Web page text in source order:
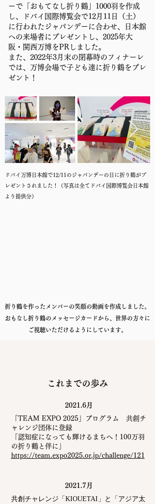
ーで「おもてなし折り鶴」1000羽を作成
し、ドバイ国際博覧会で12月11日（土）
に行われたジャパンデーに合わせ、日本館
への来場者にプレゼントし、2025年大
阪・関西万博をPRしました。
また、2022年3月末の閉幕時のフィナーレ
では、万博会場で子ども達に折り鶴をプレ
ゼント！
​ドバイ万博日本館で12/11のジャパンデーの日に折り鶴がプ
レゼントされました！（写真は全てドバイ国際博覧会日本館
より提供分）
折り鶴を作ったメンバーの笑顔の動画を作成しました。
おもなし折り鶴のメッセージカードから、世界の方々に
ご視聴いただけるようにしています。
これまでの歩み
2021.6月
「TEAM EXPO 2025」プログラム 共創チ
ャレンジ団体に登録
「​認知症になっても輝けるまちへ！100万羽
の折り鶴と伴に」
https://team.expo2025.or.jp/challenge/121
2021.7月
共創チャレンジ「KIOUETAI」と「アジア太